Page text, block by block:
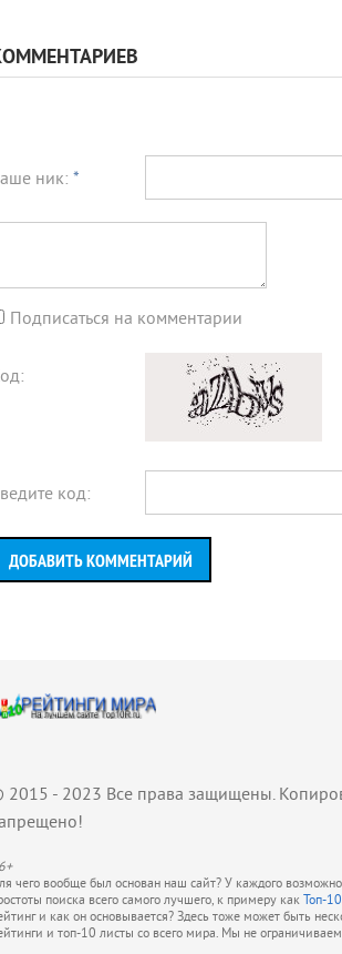
ник: *
Подписаться на комментарии
код:
ДОБАВИТЬ КОММЕНТАРИЙ
2015 - 2023 Все права защищены.
чего вообще был основан наш сайт? У каждого
поиска всего самого лучшего, к примеру как Топ-
и как он основывается? Здесь тоже может быть
и топ-10 листы со всего мира. Мы не